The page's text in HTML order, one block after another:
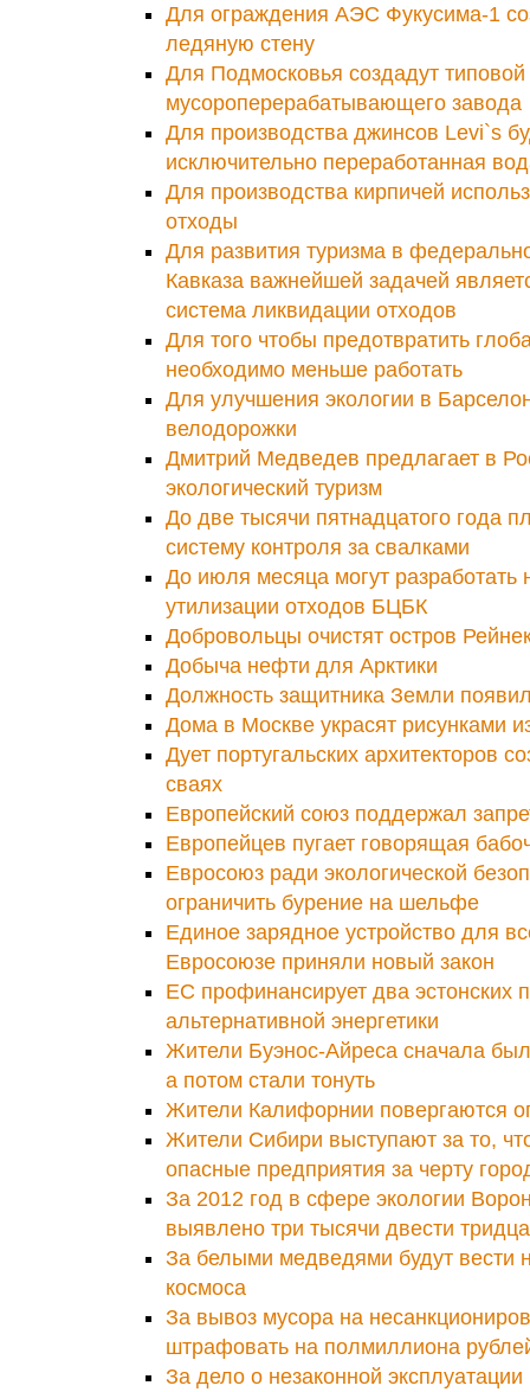
Для ограждения АЭС Фукусима-1
ледяную стену
Для Подмосковья создадут типовой
мусороперерабатывающего завода
Для производства джинсов Levi`s
исключительно переработанная
Для производства кирпичей
отходы
Для развития туризма в
Кавказа важнейшей задачей
система ликвидации отходов
Для того чтобы предотвратить
необходимо меньше работать
Для улучшения экологии в
велодорожки
Дмитрий Медведев предлагает в
экологический туризм
До две тысячи пятнадцатого года
систему контроля за свалками
До июля месяца могут разработать
утилизации отходов БЦБК
Добровольцы очистят остров
Добыча нефти для Арктики
Должность защитника Земли
Дома в Москве украсят рисунками
Дует португальских архитекторов
сваях
Европейский союз поддержал
Европейцев пугает говорящая
Евросоюз ради экологической
ограничить бурение на шельфе
Единое зарядное устройство для
Евросоюзе приняли новый закон
ЕС профинансирует два эстонских
альтернативной энергетики
Жители Буэнос-Айреса сначала
а потом стали тонуть
Жители Калифорнии повергаются
Жители Сибири выступают за то,
опасные предприятия за черту
За 2012 год в сфере экологии
выявлено три тысячи двести
За белыми медведями будут вести
космоса
За вывоз мусора на
штрафовать на полмиллиона
За дело о незаконной